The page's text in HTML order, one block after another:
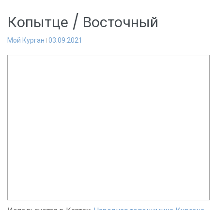
Копытце / Восточный
Мой Курган 03.09.2021